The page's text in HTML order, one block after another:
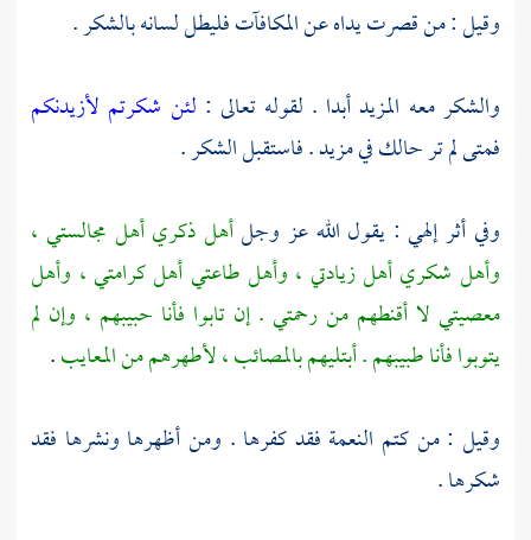
وقيل : من قصرت يداه عن المكافآت فليطل لسانه بالشكر .
والشكر معه المزيد أبدا . لقوله تعالى : لئن شكرتم لأزيدنكم
فمتى لم تر حالك في مزيد . فاستقبل الشكر .
وفي أثر إلهي : يقول الله عز وجلأهل ذكري أهل مجالستي ،
وأهل شكري أهل زيادتي ، وأهل طاعتي أهل كرامتي ، وأهل
معصيتي لا أقنطهم من رحمتي . إن تابوا فأنا حبيبهم ، وإن لم
يتوبوا فأنا طبيبهم . أبتليهم بالمصائب ، لأطهرهم من المعايب.
وقيل : من كتم النعمة فقد كفرها . ومن أظهرها ونشرها فقد
شكرها .